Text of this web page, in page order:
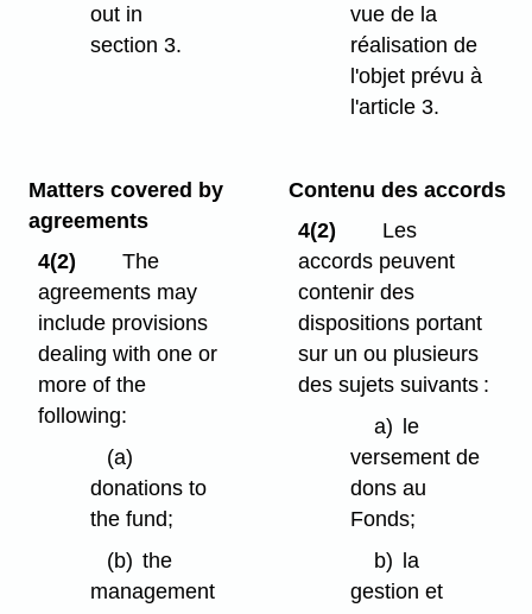
out in
section 3.
vue de la
réalisation de
l'objet prévu à
l'article 3.
Matters covered by
agreements
4(2)
The
agreements may
include provisions
dealing with one or
more of the
following:
(a)
donations to
the fund;
(b) the
management
Contenu des accords
4(2)
Les
accords peuvent
contenir des
dispositions portant
sur un ou plusieurs
des sujets suivants :
a)
le
versement de
dons au
Fonds;
b)
la
gestion et